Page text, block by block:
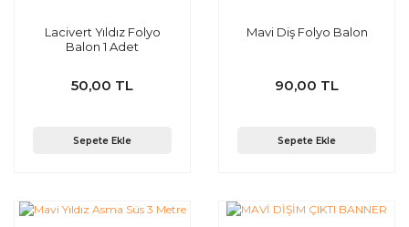
Lacivert Yıldız Folyo
Balon 1 Adet
50,00 TL
Sepete Ekle
Mavi Diş Folyo Balon
90,00 TL
Sepete Ekle